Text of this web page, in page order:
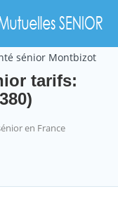
sénior Montbizot
tarifs:
en France